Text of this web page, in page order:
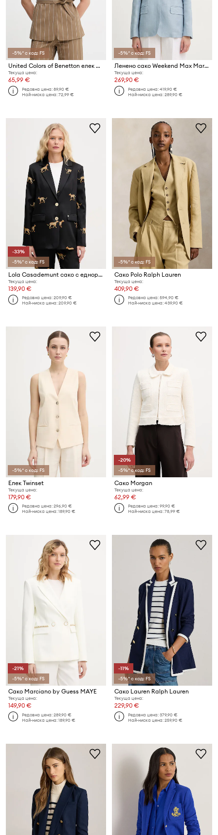
-5%* с код: FS
United Colors of Benetton елек дамски
Текуща цена:
65,99 €
Редовна цена:89,90 €
Най-ниска цена:72,99 €
-5%* с код: FS
Ленено сако Weekend Max Mara NALUT
Текуща цена:
269,90 €
Редовна цена:419,90 €
Най-ниска цена:289,90 €
-33%
-5%* с код: FS
Lola Casademunt сако с едноредно закопчаване дамско
Текуща цена:
139,90 €
Редовна цена:209,90 €
Най-ниска цена:209,90 €
-5%* с код: FS
Сако Polo Ralph Lauren
Текуща цена:
409,90 €
Редовна цена:594,90 €
Най-ниска цена:439,90 €
-5%* с код: FS
Елек Twinset
Текуща цена:
179,90 €
Редовна цена:296,90 €
Най-ниска цена:189,90 €
-20%
-5%* с код: FS
Сако Morgan
Текуща цена:
62,99 €
Редовна цена:99,90 €
Най-ниска цена:78,99 €
-21%
-5%* с код: FS
Сако Marciano by Guess MAYE
Текуща цена:
149,90 €
Редовна цена:289,90 €
Най-ниска цена:189,90 €
-11%
-5%* с код: FS
Сако Lauren Ralph Lauren
Текуща цена:
229,90 €
Редовна цена:379,90 €
Най-ниска цена:259,90 €